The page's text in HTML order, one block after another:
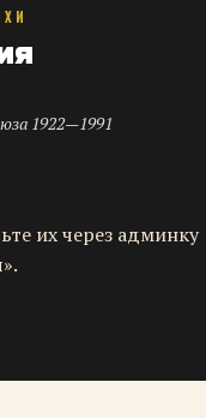
1922—1991
их через админку